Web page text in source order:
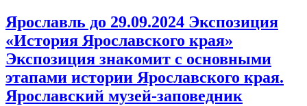
Ярославль до 29.09.2024 Экспозиция
«История Ярославского края»
Экспозиция знакомит с основными
этапами истории Ярославского края.
Ярославский музей-заповедник